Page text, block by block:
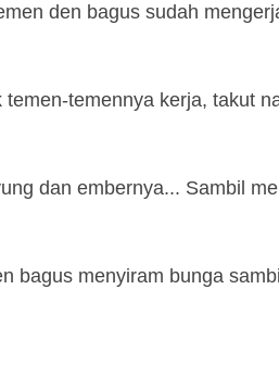
den bagus sudah
temennya kerja, takut
dan embernya... Sambil
bagus menyiram bunga